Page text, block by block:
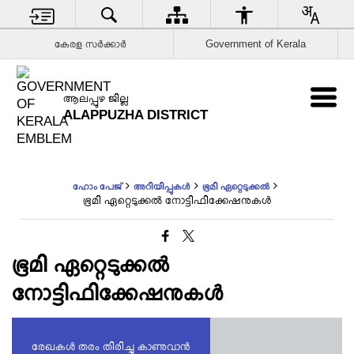
കേരള സര്‍ക്കാര്‍ Government of Kerala
ആലപ്പുഴ ജില്ല
ALAPPUZHA DISTRICT
ഹോം പേജ് അറിയിപ്പുകൾ ഭൂമി ഏറ്റെടുക്കല്‍
ഭൂമി ഏറ്റെടുക്കല്‍ നോട്ടിഫിക്കേഷനുകള്‍
ഭൂമി ഏറ്റെടുക്കല്‍
നോട്ടിഫിക്കേഷനുകള്‍
രേഖകൾ തരം തിരിച്ചു കാണുവാൻ